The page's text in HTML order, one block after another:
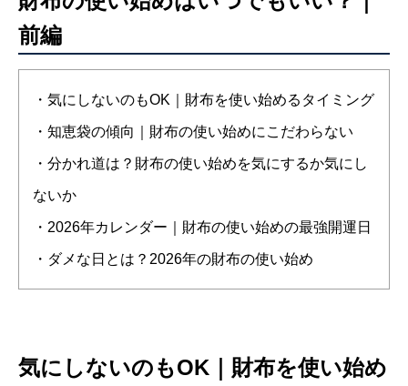
前編
・気にしないのもOK｜財布を使い始めるタイミング
・知恵袋の傾向｜財布の使い始めにこだわらない
・分かれ道は？財布の使い始めを気にするか気にし
ないか
・2026年カレンダー｜財布の使い始めの最強開運日
・ダメな日とは？2026年の財布の使い始め
気にしないのもOK｜財布を使い始め